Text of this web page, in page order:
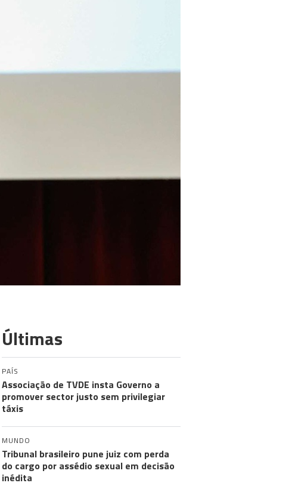
Últimas
PAÍS
Associação de TVDE insta Governo a
promover sector justo sem privilegiar
táxis
MUNDO
Tribunal brasileiro pune juiz com perda
do cargo por assédio sexual em decisão
inédita